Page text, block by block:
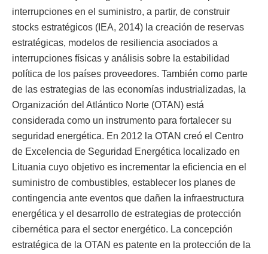
interrupciones en el suministro, a partir, de construir
stocks estratégicos (IEA, 2014) la creación de reservas
estratégicas, modelos de resiliencia asociados a
interrupciones físicas y análisis sobre la estabilidad
política de los países proveedores. También como parte
de las estrategias de las economías industrializadas, la
Organización del Atlántico Norte (OTAN) está
considerada como un instrumento para fortalecer su
seguridad energética. En 2012 la OTAN creó el Centro
de Excelencia de Seguridad Energética localizado en
Lituania cuyo objetivo es incrementar la eficiencia en el
suministro de combustibles, establecer los planes de
contingencia ante eventos que dañen la infraestructura
energética y el desarrollo de estrategias de protección
cibernética para el sector energético. La concepción
estratégica de la OTAN es patente en la protección de la